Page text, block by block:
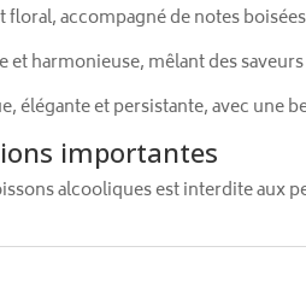
floral, accompagné de notes
et harmonieuse, mêlant des
élégante et persistante, avec une
importantes
alcooliques est interdite aux